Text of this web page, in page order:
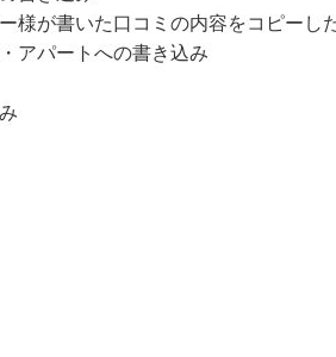
様が書いた口コミの内容をコピーし
アパートへの書き込み